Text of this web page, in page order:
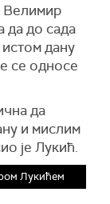
Велимир
до сада
истом дану
се односе
да
и мислим
је Лукић.
Лукићем